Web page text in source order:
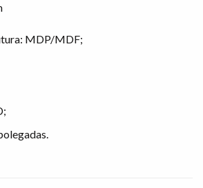
MDP/MDF;